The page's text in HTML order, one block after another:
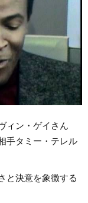
ィン・ゲイさん
手タミー・テレル
と決意を象徴する